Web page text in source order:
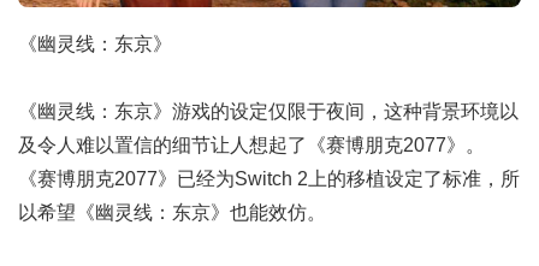
《幽灵线：东京》
《幽灵线：东京》游戏的设定仅限于夜间，这种背景环境以
及令人难以置信的细节让人想起了《赛博朋克2077》。
《赛博朋克2077》已经为Switch 2上的移植设定了标准，所
以希望《幽灵线：东京》也能效仿。